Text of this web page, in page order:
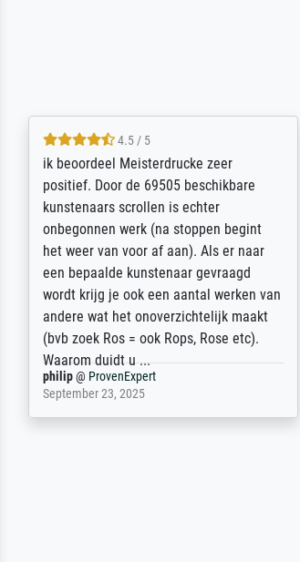
5 / 5
Die Zufriedenheit ist auch nicht dadurch
getrübt, dass das Bild entgegen einer
angegebenen Lieferanschrift (sollte
eine Überraschung für die normannische
Ehefrau sein zum Hochzeits- gleichzeitig
auch Geburtstag sein) doch nach zu
Hause zugestellt wurde.
Jürgen@ProvenExpert
April 22, 2026